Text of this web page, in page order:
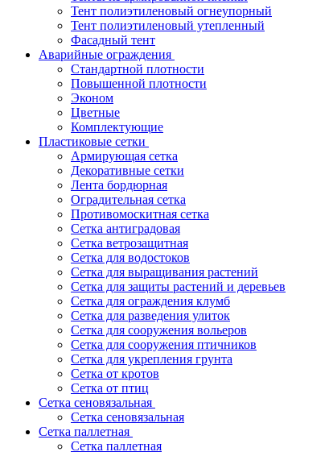
Тент полиэтиленовый огнеупорный
Тент полиэтиленовый утепленный
Фасадный тент
Аварийные ограждения
Стандартной плотности
Повышенной плотности
Эконом
Цветные
Комплектующие
Пластиковые сетки
Армирующая сетка
Декоративные сетки
Лента бордюрная
Оградительная сетка
Противомоскитная сетка
Сетка антиградовая
Сетка ветрозащитная
Сетка для водостоков
Сетка для выращивания растений
Сетка для защиты растений и деревьев
Сетка для ограждения клумб
Сетка для разведения улиток
Сетка для сооружения вольеров
Сетка для сооружения птичников
Сетка для укрепления грунта
Сетка от кротов
Сетка от птиц
Сетка сеновязальная
Сетка сеновязальная
Сетка паллетная
Сетка паллетная